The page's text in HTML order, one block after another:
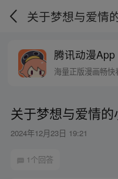
关于梦想与爱情
腾讯动漫App
海量正版漫画畅快
关于梦想与爱情的
2024年12月23日 19:21
1个回答